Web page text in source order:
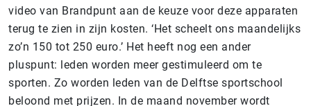
video van Brandpunt aan de keuze voor deze apparaten
terug te zien in zijn kosten. ‘Het scheelt ons maandelijks
zo’n 150 tot 250 euro.’ Het heeft nog een ander
pluspunt: leden worden meer gestimuleerd om te
sporten. Zo worden leden van de Delftse sportschool
beloond met prijzen. In de maand november wordt